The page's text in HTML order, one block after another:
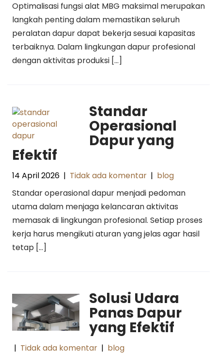
Optimalisasi fungsi alat MBG maksimal merupakan
langkah penting dalam memastikan seluruh
peralatan dapur dapat bekerja sesuai kapasitas
terbaiknya. Dalam lingkungan dapur profesional
dengan aktivitas produksi […]
Standar
Operasional
Dapur yang
Efektif
14 April 2026 | Tidak ada komentar | blog
Standar operasional dapur menjadi pedoman
utama dalam menjaga kelancaran aktivitas
memasak di lingkungan profesional. Setiap proses
kerja harus mengikuti aturan yang jelas agar hasil
tetap […]
Solusi Udara
Panas Dapur
yang Efektif
| Tidak ada komentar | blog